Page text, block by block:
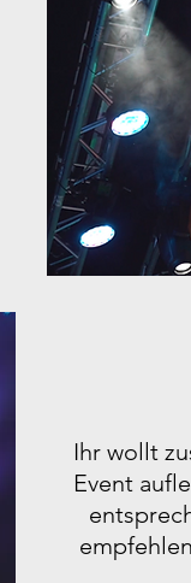
Ihr wollt
Event